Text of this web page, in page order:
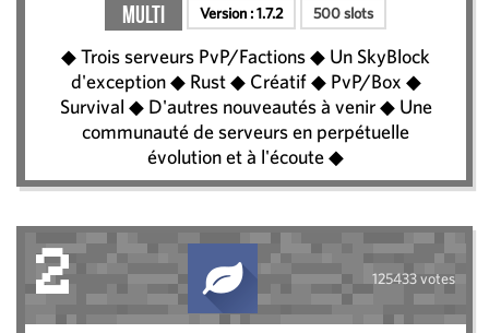
Multi Version :1.7.2 500 slots
◆ Trois serveurs PvP/Factions ◆ Un SkyBlock
d'exception ◆ Rust ◆ Créatif ◆ PvP/Box ◆
Survival ◆ D'autres nouveautés à venir ◆ Une
communauté de serveurs en perpétuelle
évolution et à l'écoute ◆
2 125433 votes